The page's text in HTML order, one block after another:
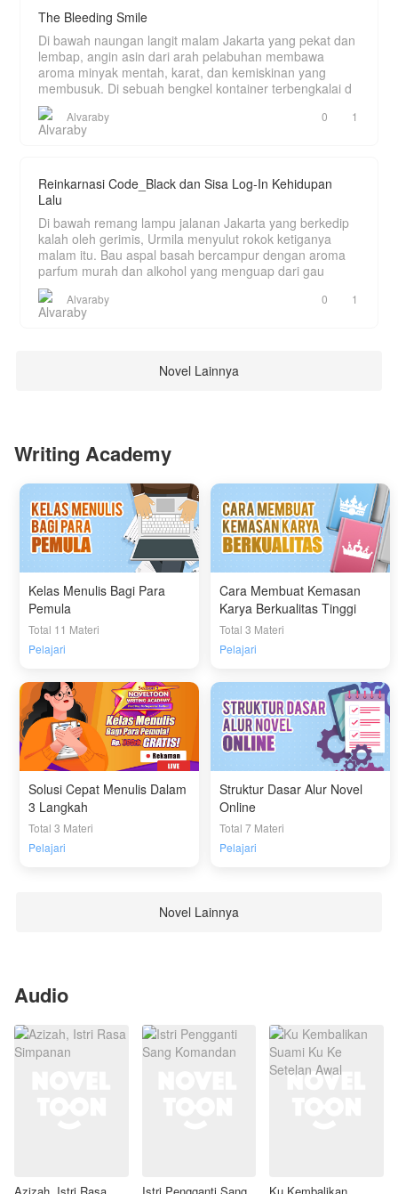
The Bleeding Smile
Di bawah naungan langit malam Jakarta yang pekat dan
lembap, angin asin dari arah pelabuhan membawa
aroma minyak mentah, karat, dan kemiskinan yang
membusuk. Di sebuah bengkel kontainer terbengkalai d
Alvaraby 0 1
Reinkarnasi Code_Black dan Sisa Log-In Kehidupan
Lalu
Di bawah remang lampu jalanan Jakarta yang berkedip
kalah oleh gerimis, Urmila menyulut rokok ketiganya
malam itu. Bau aspal basah bercampur dengan aroma
parfum murah dan alkohol yang menguap dari gau
Alvaraby 0 1
Novel Lainnya
Writing Academy
Kelas Menulis Bagi Para
Pemula
Total 11 Materi
Pelajari
Cara Membuat Kemasan
Karya Berkualitas Tinggi
Total 3 Materi
Pelajari
Solusi Cepat Menulis Dalam
3 Langkah
Total 3 Materi
Pelajari
Struktur Dasar Alur Novel
Online
Total 7 Materi
Pelajari
Novel Lainnya
Audio